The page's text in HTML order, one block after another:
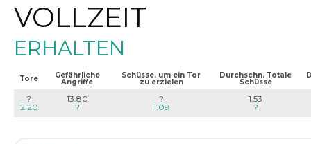
VOLLZEIT
ERHALTEN
Tore Gefährliche
Angriffe
Schüsse, um ein Tor
zu erzielen
Durchschn. Totale
Schüsse
?
2.20
13.80
?
?
1.09
1.53
?